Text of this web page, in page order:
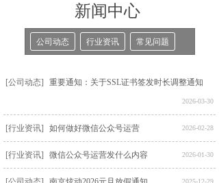
新闻中心
公司动态 行业资讯 常见问题
[公司动态] 重要通知：关于SSL证书签发时长调整通知
2026-03-30
[行业资讯] 如何做好微信公众号运营 2026-02-28
[行业资讯] 微信公众号运营发什么内容 2026-01-30
2025-12-29